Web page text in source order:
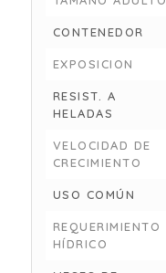
CONTENEDOR
EXPOSICION
RESIST. A
HELADAS
VELOCIDAD DE
CRECIMIENTO
USO COMÚN
REQUERIMIENTO
HÍDRICO